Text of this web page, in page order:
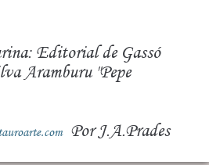
Editorial de Gassó
Aramburu "Pepe
Por J.A.Prades